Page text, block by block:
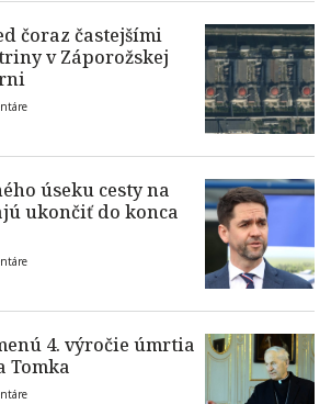
čoraz častejšími
v Záporožskej
úseku cesty na
ukončiť do konca
4. výročie úmrtia
Tomka